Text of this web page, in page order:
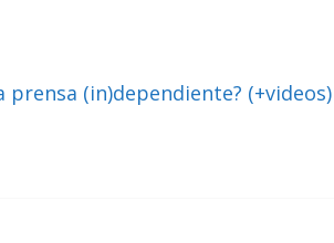
prensa (in)dependiente? (+videos)